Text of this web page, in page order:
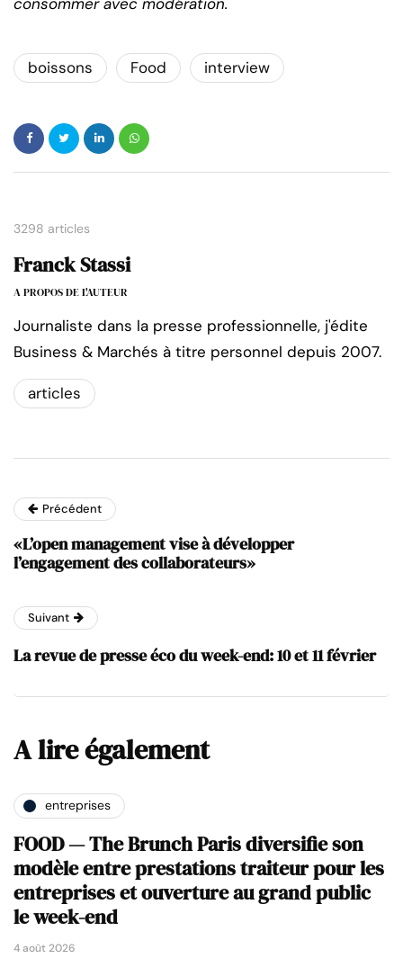
boissons Food interview
3298 articles
Franck Stassi
A PROPOS DE L'AUTEUR
Journaliste dans la presse professionnelle, j'édite
Business & Marchés à titre personnel depuis 2007.
articles
Précédent
«L’open management vise à développer
l’engagement des collaborateurs»
Suivant
La revue de presse éco du week-end: 10 et 11 février
A lire également
entreprises
FOOD — The Brunch Paris diversifie son
modèle entre prestations traiteur pour les
entreprises et ouverture au grand public
le week-end
4 août 2026